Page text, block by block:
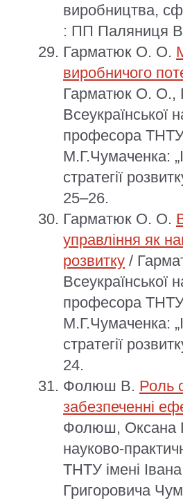
виробництва,
: ПП Паляниця
Гарматюк О. О.
виробничого
Гарматюк О. О.,
Всеукраїнської
професора ТНТУ
М.Г.Чумаченка:
стратегії
25–26.
Гарматюк О. О.
управління як
розвитку /
Всеукраїнської
професора ТНТУ
М.Г.Чумаченка:
стратегії
24.
Фолюш В. Роль
забезпеченні
Фолюш, Оксана
науково-
ТНТУ імені
Григоровича